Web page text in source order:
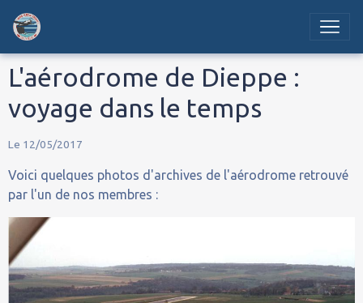
L'aérodrome de Dieppe :
voyage dans le temps
Le 12/05/2017
Voici quelques photos d'archives de l'aérodrome retrouvé
par l'un de nos membres :